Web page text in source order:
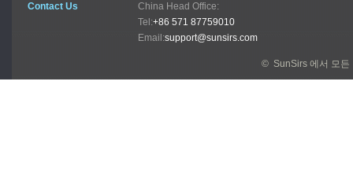
Contact Us
China Head Office:
Tel:+86 571 87759010
Email:support@sunsirs.com
© SunSirs 에서 모